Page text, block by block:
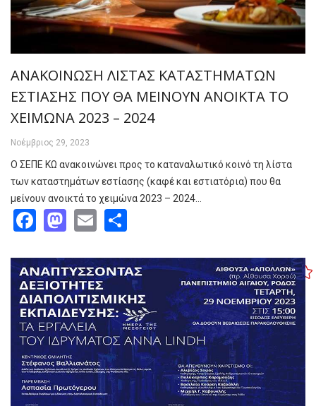
ΑΝΑΚΟΙΝΩΣΗ ΛΙΣΤΑΣ ΚΑΤΑΣΤΗΜΑΤΩΝ
ΕΣΤΙΑΣΗΣ ΠΟΥ ΘΑ ΜΕΙΝΟΥΝ ΑΝΟΙΚΤΑ ΤΟ
ΧΕΙΜΩΝΑ 2023 – 2024
Νοέμβριος 29, 2023
Ο ΣΕΠΕ ΚΩ ανακοινώνει προς το καταναλωτικό κοινό τη λίστα
των καταστημάτων εστίασης (καφέ και εστιατόρια) που θα
μείνουν ανοικτά το χειμώνα 2023 – 2024…
Facebook
Mastodon
Email